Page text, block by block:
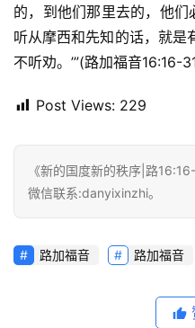
首
页
日
拜
专
题
座
的，到他们那里去的，他们
听从摩西和先知的话，就是
不听劝。’”(路加福音16:16-
Post Views: 229
《新的国度新的秩序|路
微信联系:danyixinzhi。
路加福音 路加福音